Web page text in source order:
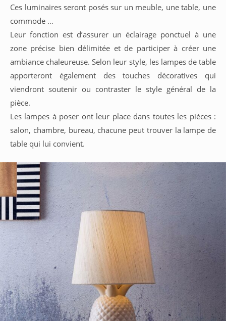
Ces luminaires seront posés sur un meuble, une table, une
commode …
Leur fonction est d’assurer un éclairage ponctuel à une
zone précise bien délimitée et de participer à créer une
ambiance chaleureuse. Selon leur style, les lampes de table
apporteront également des touches décoratives qui
viendront soutenir ou contraster le style général de la
pièce.
Les lampes à poser ont leur place dans toutes les pièces :
salon, chambre, bureau, chacune peut trouver la lampe de
table qui lui convient.